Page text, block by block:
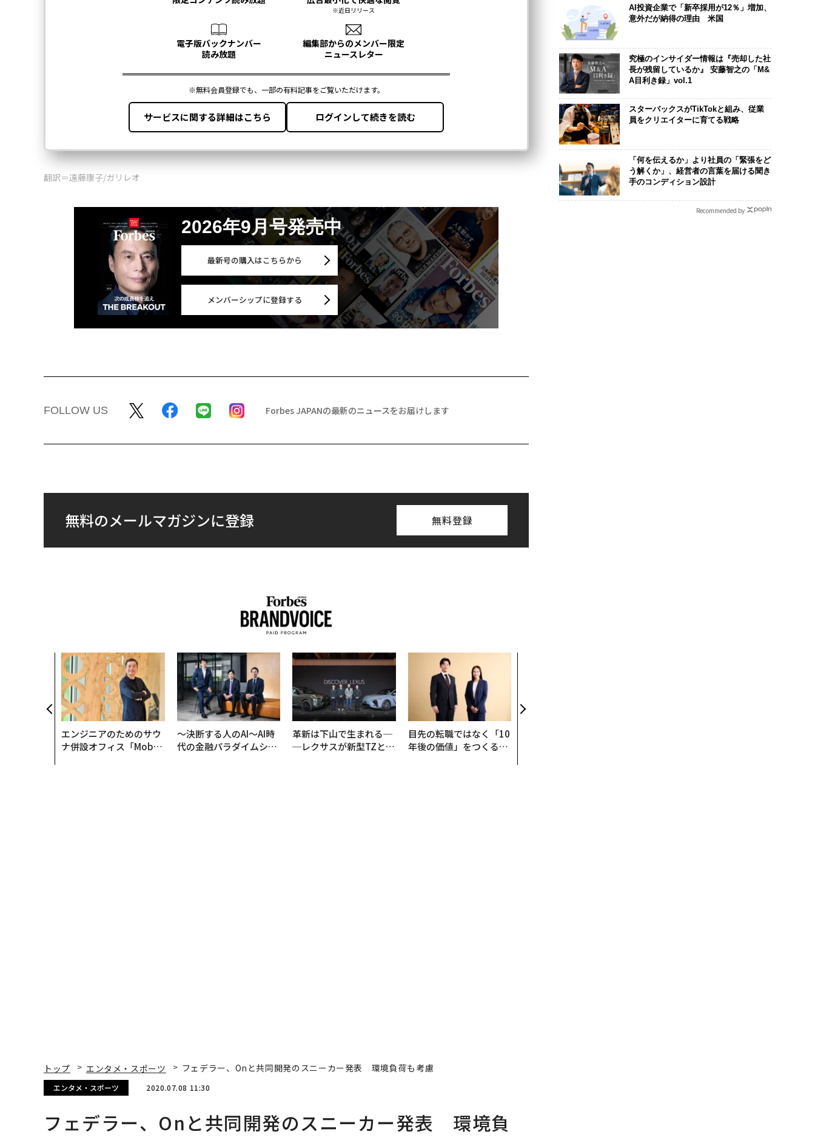
Forbes JAPANの最新のニュースをお届けします
無料のメールマガジンに登録 無料登録
エンジニアのためのサウ
s Park」がオープン──
タマディックが健康経営
〜決断する人のAI〜AI時
ト、「超個別化」の核心
【MUFG×ウェルスナビ
革新は下山で生まれる─
Sに込めた「DISCOVE
R」の哲学
目先の転職ではなく「10
─アサインの長期伴走型
支援とは
AI投資企業で「新卒採用が12％」増加、
意外だが納得の理由 米国
究極のインサイダー情報は『売却した社
長が残留しているか』 安藤智之の「M&
A目利き録」vol.1
スターバックスがTikTokと組み、従業
員をクリエイターに育てる戦略
「何を伝えるか」より社員の「緊張をど
う解くか」、経営者の言葉を届ける聞き
手のコンディション設計
Recommended by
トップ エンタメ・スポーツ フェデラー、Onと共同開発のスニーカー発表 環境負荷も考慮
エンタメ・スポーツ 2020.07.08 11:30
フェデラー、Onと共同開発のスニーカー発表 環境負